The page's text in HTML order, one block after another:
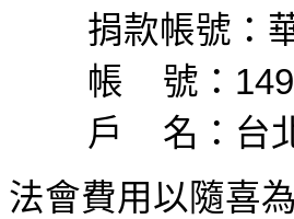
捐款帳號：
帳
號：
戶
名：台
法會費用以隨喜